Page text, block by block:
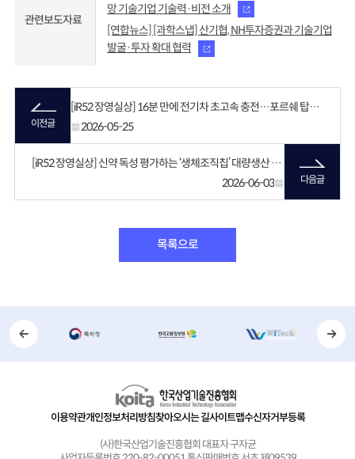
관련보도자료
망 기술기업 기술력·비전 소개
[연합뉴스] [과학스냅] 산기협, NH투자증권과 기술기업
발굴·투자 확대 협력
이전글
[iR52 장영실상] 16분 만에 전기차 초고속 충전…포르쉐 탑재된 ‘괴물 배터리’
2026-05-25
[iR52 장영실상] 신약 독성 평가하는 ‘생체조직칩’ 대량생산 길 열어
2026-06-03
다음글
목록으로
이용약관개인정보처리방침찾아오시는 길사이트맵수신자거부등록
(사)한국산업기술진흥협회 대표자 구자균